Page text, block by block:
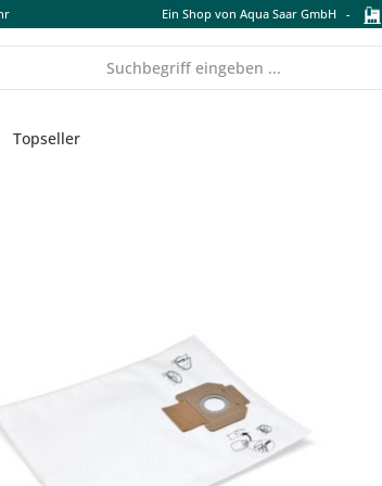
Ein Shop von Aqua Saar GmbH -
Topseller